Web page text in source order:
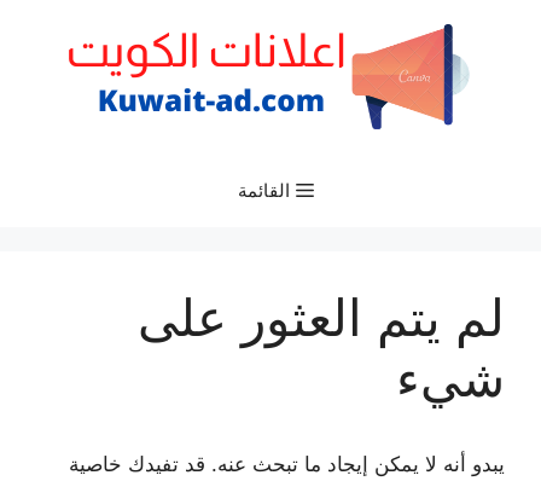
القائمة
لم يتم العثور على
شيء
يبدو أنه لا يمكن إيجاد ما تبحث عنه. قد تفيدك خاصية